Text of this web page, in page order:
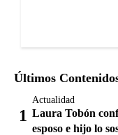
Últimos
Actualidad
Laura Tobón
esposo e hijo lo